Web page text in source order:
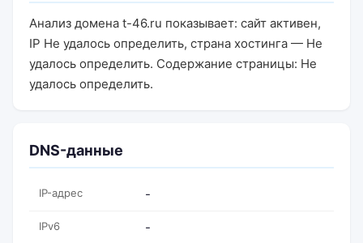
Анализ домена t-46.ru показывает: сайт активен,
IP Не удалось определить, страна хостинга — Не
удалось определить. Содержание страницы: Не
удалось определить.
DNS-данные
IP-адрес -
IPv6 -